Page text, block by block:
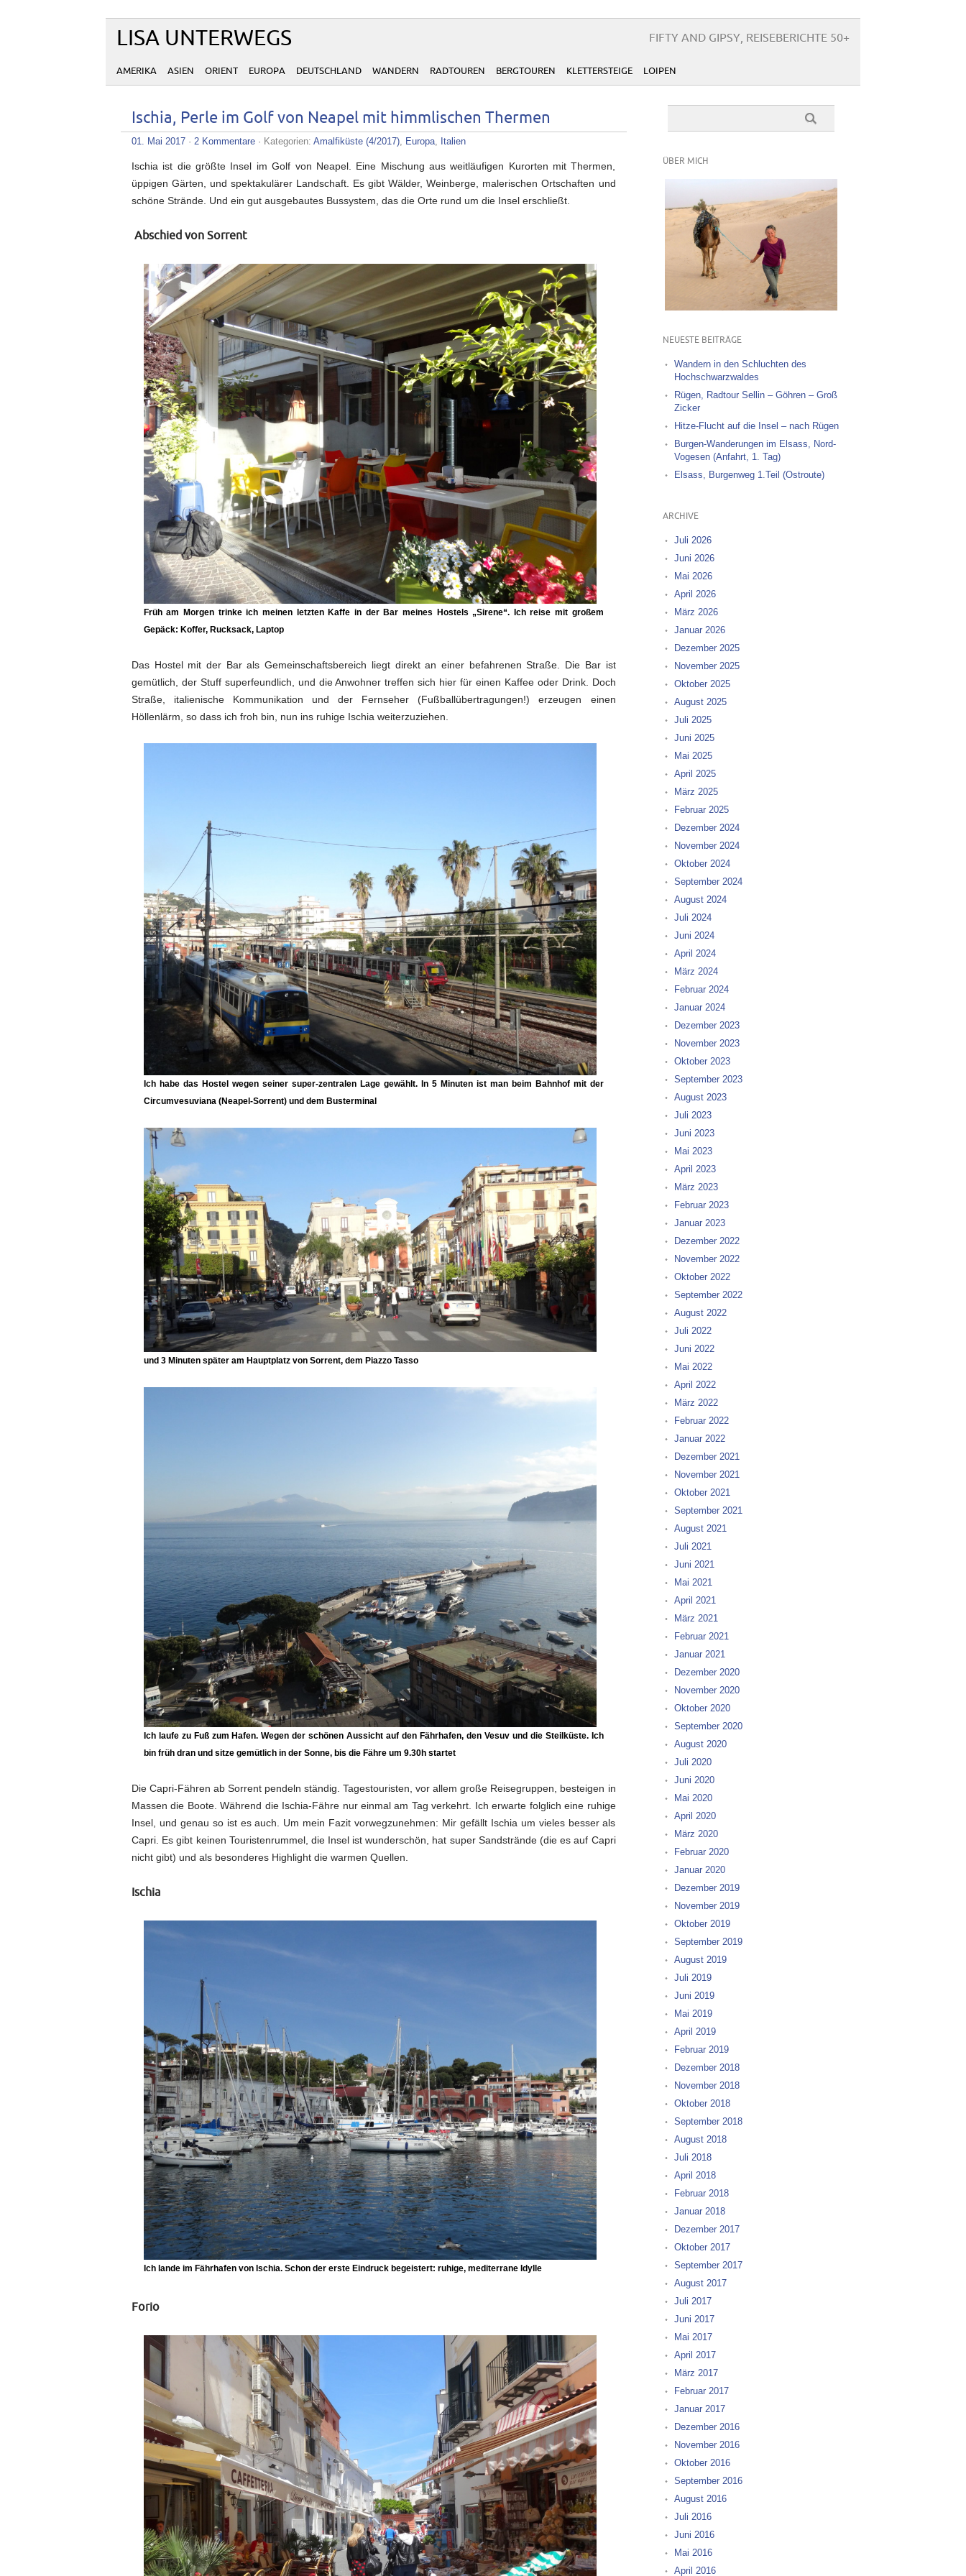
LISA UNTERWEGS FIFTY AND GIPSY, REISEBERICHTE 50+
AMERIKA ASIEN ORIENT EUROPA DEUTSCHLAND WANDERN RADTOUREN BERGTOUREN KLETTERSTEIGE LOIPEN
Ischia, Perle im Golf von Neapel mit himmlischen Thermen
01. Mai 2017 · 2 Kommentare · Kategorien: Amalfiküste (4/2017), Europa, Italien
Ischia ist die größte Insel im Golf von Neapel. Eine Mischung aus weitläufigen Kurorten mit Thermen,
üppigen Gärten, und spektakulärer Landschaft. Es gibt Wälder, Weinberge, malerischen Ortschaften und
schöne Strände. Und ein gut ausgebautes Bussystem, das die Orte rund um die Insel erschließt.
Abschied von Sorrent
Früh am Morgen trinke ich meinen letzten Kaffe in der Bar meines Hostels „Sirene“. Ich reise mit großem
Gepäck: Koffer, Rucksack, Laptop
Das Hostel mit der Bar als Gemeinschaftsbereich liegt direkt an einer befahrenen Straße. Die Bar ist
gemütlich, der Stuff superfeundlich, und die Anwohner treffen sich hier für einen Kaffee oder Drink. Doch
Straße, italienische Kommunikation und der Fernseher (Fußballübertragungen!) erzeugen einen
Höllenlärm, so dass ich froh bin, nun ins ruhige Ischia weiterzuziehen.
Ich habe das Hostel wegen seiner super-zentralen Lage gewählt. In 5 Minuten ist man beim Bahnhof mit der
Circumvesuviana (Neapel-Sorrent) und dem Busterminal
und 3 Minuten später am Hauptplatz von Sorrent, dem Piazzo Tasso
Ich laufe zu Fuß zum Hafen. Wegen der schönen Aussicht auf den Fährhafen, den Vesuv und die Steilküste. Ich
bin früh dran und sitze gemütlich in der Sonne, bis die Fähre um 9.30h startet
Die Capri-Fähren ab Sorrent pendeln ständig. Tagestouristen, vor allem große Reisegruppen, besteigen in
Massen die Boote. Während die Ischia-Fähre nur einmal am Tag verkehrt. Ich erwarte folglich eine ruhige
Insel, und genau so ist es auch. Um mein Fazit vorwegzunehmen: Mir gefällt Ischia um vieles besser als
Capri. Es gibt keinen Touristenrummel, die Insel ist wunderschön, hat super Sandstrände (die es auf Capri
nicht gibt) und als besonderes Highlight die warmen Quellen.
Ischia
Ich lande im Fährhafen von Ischia. Schon der erste Eindruck begeistert: ruhige, mediterrane Idylle
Forio
ÜBER MICH
NEUESTE BEITRÄGE
Wandern in den Schluchten des
Hochschwarzwaldes
Rügen, Radtour Sellin – Göhren – Groß
Zicker
Hitze-Flucht auf die Insel – nach Rügen
Burgen-Wanderungen im Elsass, Nord-
Vogesen (Anfahrt, 1. Tag)
Elsass, Burgenweg 1.Teil (Ostroute)
ARCHIVE
Juli 2026
Juni 2026
Mai 2026
April 2026
März 2026
Januar 2026
Dezember 2025
November 2025
Oktober 2025
August 2025
Juli 2025
Juni 2025
Mai 2025
April 2025
März 2025
Februar 2025
Dezember 2024
November 2024
Oktober 2024
September 2024
August 2024
Juli 2024
Juni 2024
April 2024
März 2024
Februar 2024
Januar 2024
Dezember 2023
November 2023
Oktober 2023
September 2023
August 2023
Juli 2023
Juni 2023
Mai 2023
April 2023
März 2023
Februar 2023
Januar 2023
Dezember 2022
November 2022
Oktober 2022
September 2022
August 2022
Juli 2022
Juni 2022
Mai 2022
April 2022
März 2022
Februar 2022
Januar 2022
Dezember 2021
November 2021
Oktober 2021
September 2021
August 2021
Juli 2021
Juni 2021
Mai 2021
April 2021
März 2021
Februar 2021
Januar 2021
Dezember 2020
November 2020
Oktober 2020
September 2020
August 2020
Juli 2020
Juni 2020
Mai 2020
April 2020
März 2020
Februar 2020
Januar 2020
Dezember 2019
November 2019
Oktober 2019
September 2019
August 2019
Juli 2019
Juni 2019
Mai 2019
April 2019
Februar 2019
Dezember 2018
November 2018
Oktober 2018
September 2018
August 2018
Juli 2018
April 2018
Februar 2018
Januar 2018
Dezember 2017
Oktober 2017
September 2017
August 2017
Juli 2017
Juni 2017
Mai 2017
April 2017
März 2017
Februar 2017
Januar 2017
Dezember 2016
November 2016
Oktober 2016
September 2016
August 2016
Juli 2016
Juni 2016
Mai 2016
April 2016